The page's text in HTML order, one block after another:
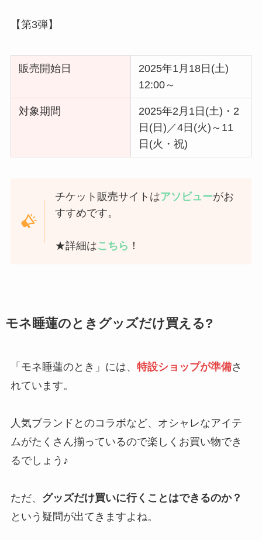
【第3弾】
販売開始日
2025年1月18日(土)
12:00～
対象期間
2025年2月1日(土)・2
日(日)／4日(火)～11
日(火・祝)
チケット販売サイトはアソビューがお
すすめです。
★詳細はこちら ！
モネ睡蓮のときグッズだけ買える?
「モネ睡蓮のとき」には、 特設ショップが準備さ
れています。
人気ブランドとのコラボなど、オシャレなアイテ
ムがたくさん揃っているので楽しくお買い物でき
るでしょう♪
ただ、 グッズだけ買いに行くことはできるのか？
という疑問が出てきますよね。